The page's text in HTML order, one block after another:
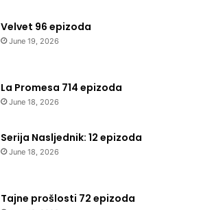
Velvet 96 epizoda
June 19, 2026
La Promesa 714 epizoda
June 18, 2026
Serija Nasljednik: 12 epizoda
June 18, 2026
Tajne prošlosti 72 epizoda